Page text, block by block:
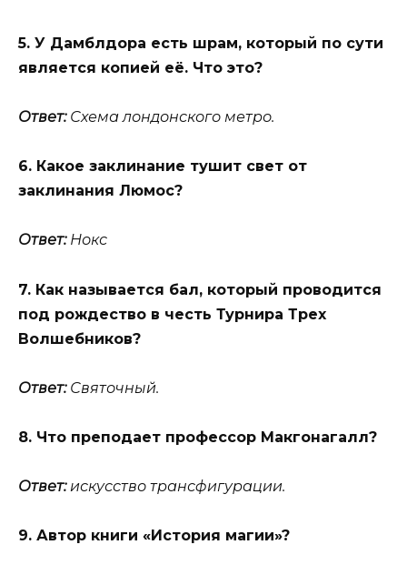
5. У Дамблдора есть шрам, который по сути
является копией её. Что это?
Ответ: Схема лондонского метро.
6. Какое заклинание тушит свет от
заклинания Люмос?
Ответ:Нокс
7. Как называется бал, который проводится
под рождество в честь Турнира Трех
Волшебников?
Ответ:Святочный.
8. Что преподает профессор Макгонагалл?
Ответ:искусство трансфигурации.
9. Автор книги «История магии»?